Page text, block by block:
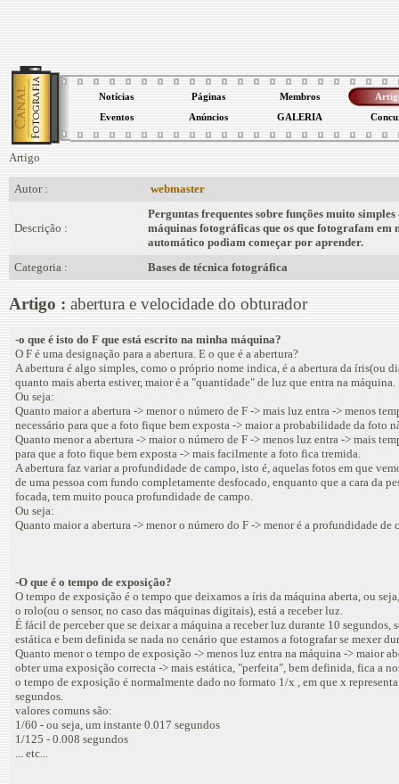
Notícias Páginas Membros
Eventos Anúncios GALERIA
Artigo
Autor : webmaster
Descrição :
Perguntas frequentes sobre funções muito simples
máquinas fotográficas que os que fotografam em
automático podiam começar por aprender.
Categoria :
Bases de técnica fotográfica
Artigo : abertura e velocidade do obturador
-o que é isto do F que está escrito na minha máquina?
O F é uma designação para a abertura. E o que é a abertura?
A abertura é algo simples, como o próprio nome indica, é a abertura da íris(ou
quanto mais aberta estiver, maior é a "quantidade" de luz que entra na máquina.
Ou seja:
Quanto maior a abertura -> menor o número de F -> mais luz entra -> menos
necessário para que a foto fique bem exposta -> maior a probabilidade da foto
Quanto menor a abertura -> maior o número de F -> menos luz entra -> mais
para que a foto fique bem exposta -> mais facilmente a foto fica tremida.
A abertura faz variar a profundidade de campo, isto é, aquelas fotos em que
de uma pessoa com fundo completamente desfocado, enquanto que a cara da
focada, tem muito pouca profundidade de campo.
Ou seja:
Quanto maior a abertura -> menor o número do F -> menor é a profundidade de
-O que é o tempo de exposição?
O tempo de exposição é o tempo que deixamos a íris da máquina aberta, ou
o rolo(ou o sensor, no caso das máquinas digitais), está a receber luz.
É fácil de perceber que se deixar a máquina a receber luz durante 10 segundos,
estática e bem definida se nada no cenário que estamos a fotografar se mexer
Quanto menor o tempo de exposição -> menos luz entra na máquina -> maior
obter uma exposição correcta -> mais estática, "perfeita", bem definida, fica a
o tempo de exposição é normalmente dado no formato 1/x , em que x
segundos.
valores comuns são:
1/60 - ou seja, um instante 0.017 segundos
1/125 - 0.008 segundos
... etc...